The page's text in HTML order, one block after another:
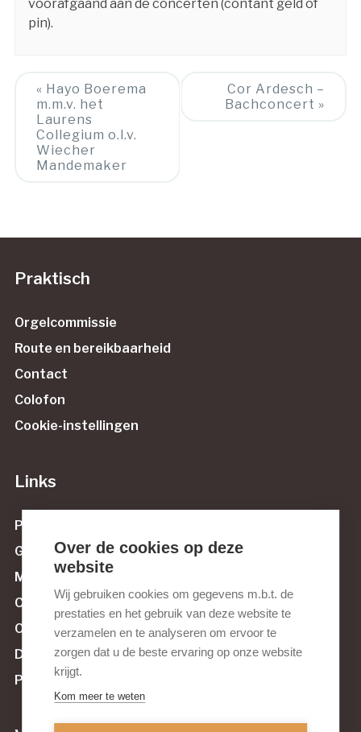
voorafgaand aan de concerten (contant geld of
pin).
Event
Navigation
« Hayo Boerema
m.m.v. het
Laurens
Collegium o.l.v.
Wiecher
Mandemaker
Cor Ardesch –
Bachconcert »
Praktisch
Orgelcommissie
Route en bereikbaarheid
Contact
Colofon
Cookie-instellingen
Links
Protestantse Gemeente Maassluis
Govert van Wijnstichting
Muziek tussen Maas en Sluis
Culturele Raad Maassluis
Orgelnieuws.nl
De Orgelvriend
Pels & Van Leeuwen Kerkorgelbouw
Over de cookies op deze
website
Wij gebruiken cookies om gegevens m.b.t. de
prestaties en het gebruik van deze website te
verzamelen en te analyseren om ervoor te
zorgen dat u de beste ervaring op onze website
krijgt.
Kom meer te weten